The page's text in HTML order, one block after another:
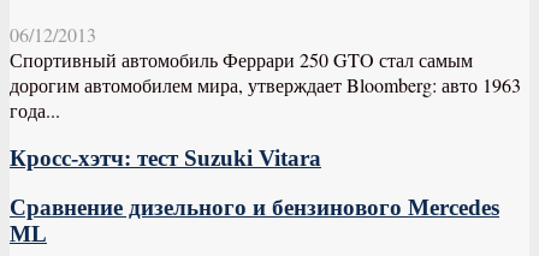
06/12/2013
Спортивный автомобиль Феррари 250 GTO стал самым
дорогим автомобилем мира, утверждает Bloomberg: авто 1963
года...
Кросс-хэтч: тест Suzuki Vitara
Сравнение дизельного и бензинового Mercedes
ML